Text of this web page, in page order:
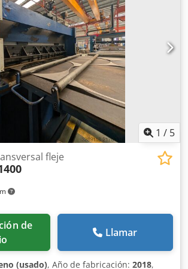
81,0 + kW Peso de la enderezadora: 14,5
compuesta por: - Desenrollador,
modelo HE 355 - 2100, con
dispositivo de presión, móvil -
bobinas - Dispositivo extractor, marca
de cabeza - Enderezadora, marca
RME 18/50/13-2000 TZ, con
velocidad regulable sin
30 rodillos intermedios, 117 rodillos de
bucle Chodpfx Aozrpu Ejh Aea -
marca Schleicher, modelo WV- 1 / 5
fleje
Llamar
(usado), Año de fabricación: 2018,